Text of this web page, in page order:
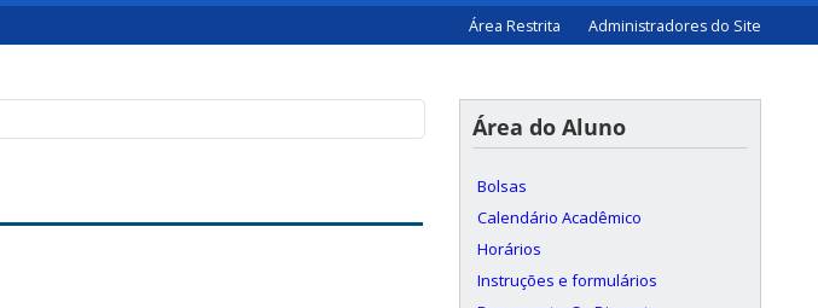
Área Restrita Administradores do Site
Área do Aluno
Bolsas
Calendário Acadêmico
Horários
Instruções e formulários